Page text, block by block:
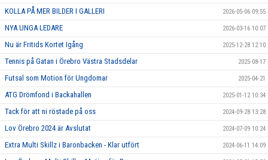
KOLLA PÅ MER BILDER I GALLERI 2026-05-06 09:55
NYA UNGA LEDARE 2026-03-16 10:07
Nu är Fritids Kortet Igång 2025-12-28 12:10
Tennis på Gatan i Örebro Västra Stadsdelar 2025-08-17
Futsal som Motion för Ungdomar 2025-04-21
ATG Drömfond i Backahallen 2025-01-12 10:34
Tack för att ni röstade på oss 2024-09-28 13:28
Lov Örebro 2024 är Avslutat 2024-07-09 10:24
Extra Multi Skillz i Baronbacken - Klar utfört 2024-06-11 14:09